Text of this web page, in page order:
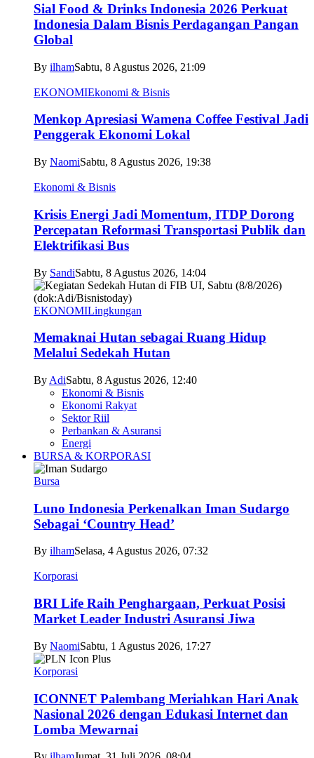
Sial Food & Drinks Indonesia 2026 Perkuat
Indonesia Dalam Bisnis Perdagangan Pangan
Global
By ilhamSabtu, 8 Agustus 2026, 21:09
EKONOMIEkonomi & Bisnis
Menkop Apresiasi Wamena Coffee Festival Jadi
Penggerak Ekonomi Lokal
By NaomiSabtu, 8 Agustus 2026, 19:38
Ekonomi & Bisnis
Krisis Energi Jadi Momentum, ITDP Dorong
Percepatan Reformasi Transportasi Publik dan
Elektrifikasi Bus
By SandiSabtu, 8 Agustus 2026, 14:04
EKONOMILingkungan
Memaknai Hutan sebagai Ruang Hidup
Melalui Sedekah Hutan
By AdiSabtu, 8 Agustus 2026, 12:40
Ekonomi & Bisnis
Ekonomi Rakyat
Sektor Riil
Perbankan & Asuransi
Energi
BURSA & KORPORASI
Bursa
Luno Indonesia Perkenalkan Iman Sudargo
Sebagai ‘Country Head’
By ilhamSelasa, 4 Agustus 2026, 07:32
Korporasi
BRI Life Raih Penghargaan, Perkuat Posisi
Market Leader Industri Asuransi Jiwa
By NaomiSabtu, 1 Agustus 2026, 17:27
Korporasi
ICONNET Palembang Meriahkan Hari Anak
Nasional 2026 dengan Edukasi Internet dan
Lomba Mewarnai